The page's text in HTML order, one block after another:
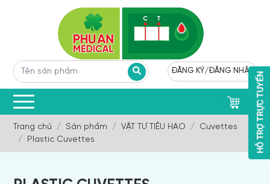
ĐĂNG KÝ/ĐĂNG NHẬP
Trang chủ Sản phẩm VẬT TƯ TIÊU HAO
Cuvettes
Plastic Cuvettes